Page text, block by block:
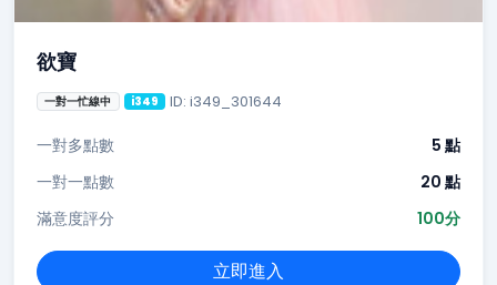
欲寶
一對一忙線中 i349 ID: i349_301644
一對多點數
5 點
一對一點數
20 點
滿意度評分
100分
立即進入